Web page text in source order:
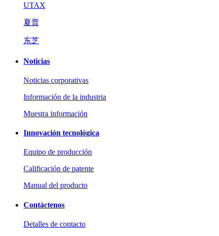
UTAX
夏普
东芝
Noticias
Noticias corporativas
Información de la industria
Muestra información
Innovación tecnológica
Equipo de producción
Calificación de patente
Manual del producto
Contáctenos
Detalles de contacto